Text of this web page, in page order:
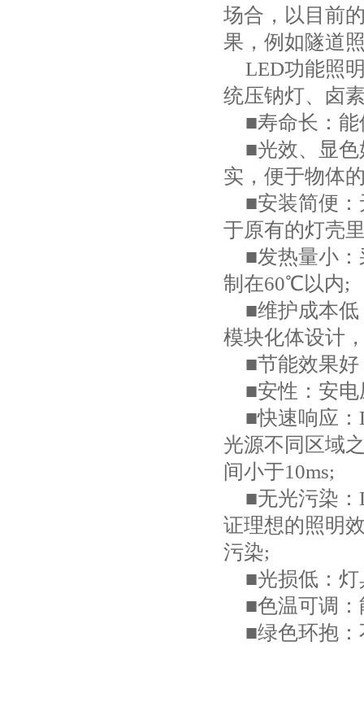
场合，以目前
果，例如隧道
LED功能照
统压钠灯、卤
■寿命长：能
■光效、显
实，便于物体
■安装简便
于原有的灯壳
■发热量小
制在60℃以内;
■维护成本
模块化体设计
■节能效果
■安性：安电
■快速响应：
光源不同区域
间小于10ms;
■无光污染：
证理想的照明
污染;
■光损低：
■色温可调
■绿色环抱